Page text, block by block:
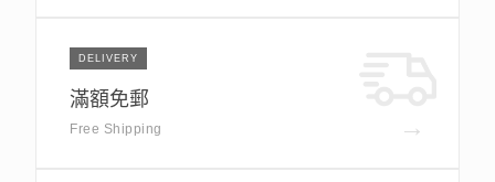
DELIVERY
滿額免郵
Free Shipping →